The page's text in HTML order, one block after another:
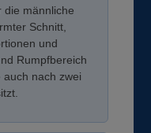
die männliche
Schnitt,
und
Rumpfbereich
nach zwei